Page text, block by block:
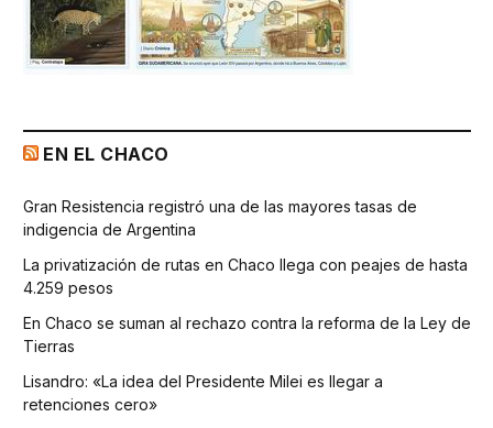
EN EL CHACO
Gran Resistencia registró una de las mayores tasas de
indigencia de Argentina
La privatización de rutas en Chaco llega con peajes de hasta
4.259 pesos
En Chaco se suman al rechazo contra la reforma de la Ley de
Tierras
Lisandro: «La idea del Presidente Milei es llegar a
retenciones cero»